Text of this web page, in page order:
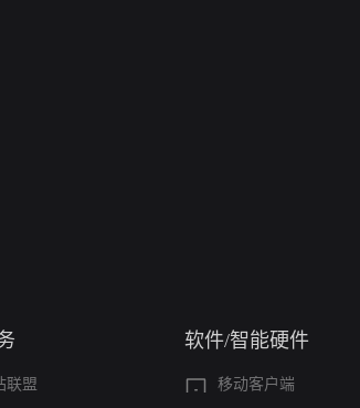
联盟
软件/智能硬件
移动客户端